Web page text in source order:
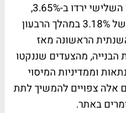
לפי האתר, מחירי הדירות ברבעון השלישי ירדו ב-3.65%,
בהמשך לירידת מחירים בשיעור של 3.18% במהלך הרבעון
הראשונה מאז
הבנייה, מהצעדים שננקטו
וממדיניות המיסוי
צפויים להמשיך לתת
באתר.